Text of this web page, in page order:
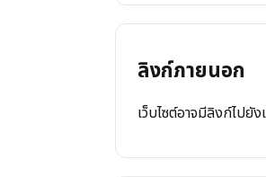
ลิงก์ภายนอก
เว็บไซต์อาจมีลิงก์ไปยั